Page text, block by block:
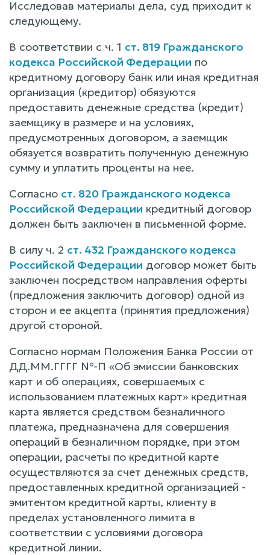
Исследовав материалы дела, суд приходит к
следующему.
В соответствии с ч. 1 ст. 819 Гражданского
кодекса Российской Федерации по
кредитному договору банк или иная кредитная
организация (кредитор) обязуются
предоставить денежные средства (кредит)
заемщику в размере и на условиях,
предусмотренных договором, а заемщик
обязуется возвратить полученную денежную
сумму и уплатить проценты на нее.
Согласно ст. 820 Гражданского кодекса
Российской Федерации кредитный договор
должен быть заключен в письменной форме.
В силу ч. 2 ст. 432 Гражданского кодекса
Российской Федерации договор может быть
заключен посредством направления оферты
(предложения заключить договор) одной из
сторон и ее акцепта (принятия предложения)
другой стороной.
Согласно нормам Положения Банка России от
ДД.ММ.ГГГГ №-П «Об эмиссии банковских
карт и об операциях, совершаемых с
использованием платежных карт» кредитная
карта является средством безналичного
платежа, предназначена для совершения
операций в безналичном порядке, при этом
операции, расчеты по кредитной карте
осуществляются за счет денежных средств,
предоставленных кредитной организацией -
эмитентом кредитной карты, клиенту в
пределах установленного лимита в
соответствии с условиями договора
кредитной линии.